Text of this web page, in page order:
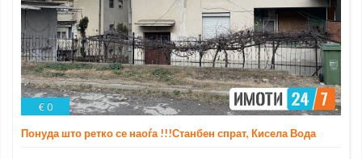
€ 0
Понуда што ретко се наоѓа !!!Станбен спрат, Кисела Вода